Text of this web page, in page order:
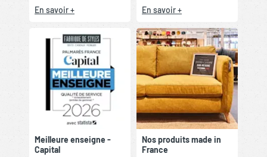
En savoir + En savoir +
Meilleure enseigne -
Capital
Nos produits made in
France